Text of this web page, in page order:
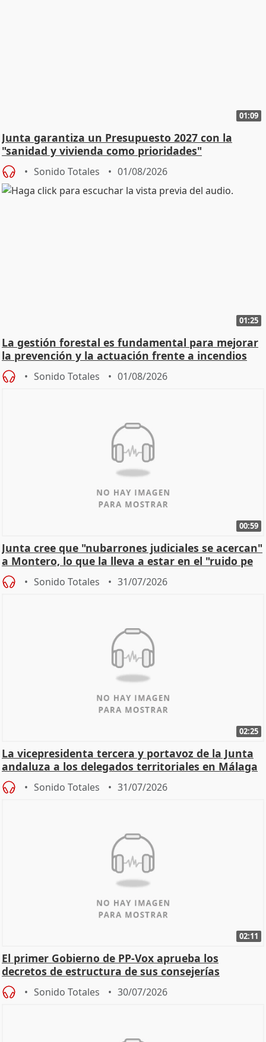
01:09
Junta garantiza un Presupuesto 2027 con la
"sanidad y vivienda como prioridades"
Sonido Totales 01/08/2026
01:25
La gestión forestal es fundamental para mejorar
la prevención y la actuación frente a incendios
Sonido Totales 01/08/2026
00:59
Junta cree que "nubarrones judiciales se acercan"
a Montero, lo que la lleva a estar en el "ruido pe
Sonido Totales 31/07/2026
02:25
La vicepresidenta tercera y portavoz de la Junta
andaluza a los delegados territoriales en Málaga
Sonido Totales 31/07/2026
02:11
El primer Gobierno de PP-Vox aprueba los
decretos de estructura de sus consejerías
Sonido Totales 30/07/2026